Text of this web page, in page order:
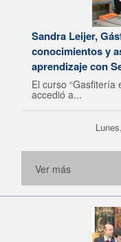
Sandra Leijer,
conocimientos y
aprendizaje con
El curso “Gasfitería
accedió a...
Ver más